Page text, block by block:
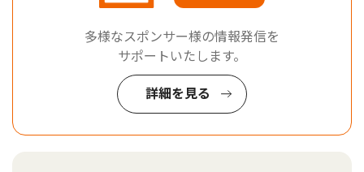
多様なスポンサー様の情報発信を
サポートいたします。
詳細を見る